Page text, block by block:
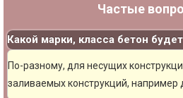
Частые
Какой марки, класса бетон
По-разному, для несущих
заливаемых конструкций,